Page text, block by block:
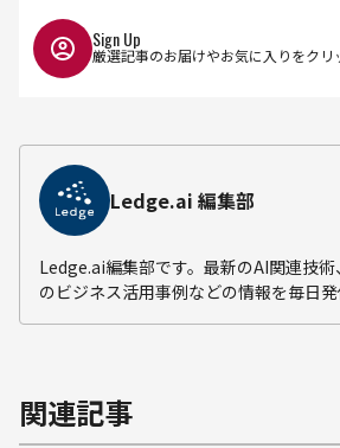
Sign Up
厳選記事のお届けやお気に入りをクリ
Ledge.ai 編集部
Ledge.ai編集部です。最新のAI関連技
のビジネス活用事例などの情報を毎日発
関連記事